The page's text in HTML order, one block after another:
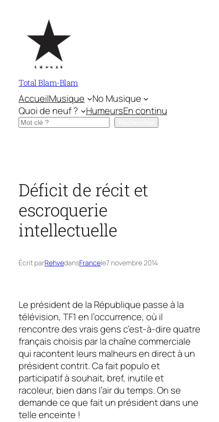
contenu
Total Blam-Blam
AccueilMusique
No Musique
Quoi de neuf ?
HumeursEn continu
Rechercher
Déficit de récit et
escroquerie
intellectuelle
Écrit parRehvedansFrancele7 novembre 2014
Le président de la République passe à la
télévision, TF1 en l’occurrence, où il
rencontre desvrais gensc’est-à-dire quatre
français choisis par la chaîne commerciale
qui racontent leurs malheurs en direct à un
président contrit. Ca fait populo et
participatif à souhait, bref, inutile et
racoleur, bien dans l’air du temps. On se
demande ce que fait un président dans une
telle enceinte !